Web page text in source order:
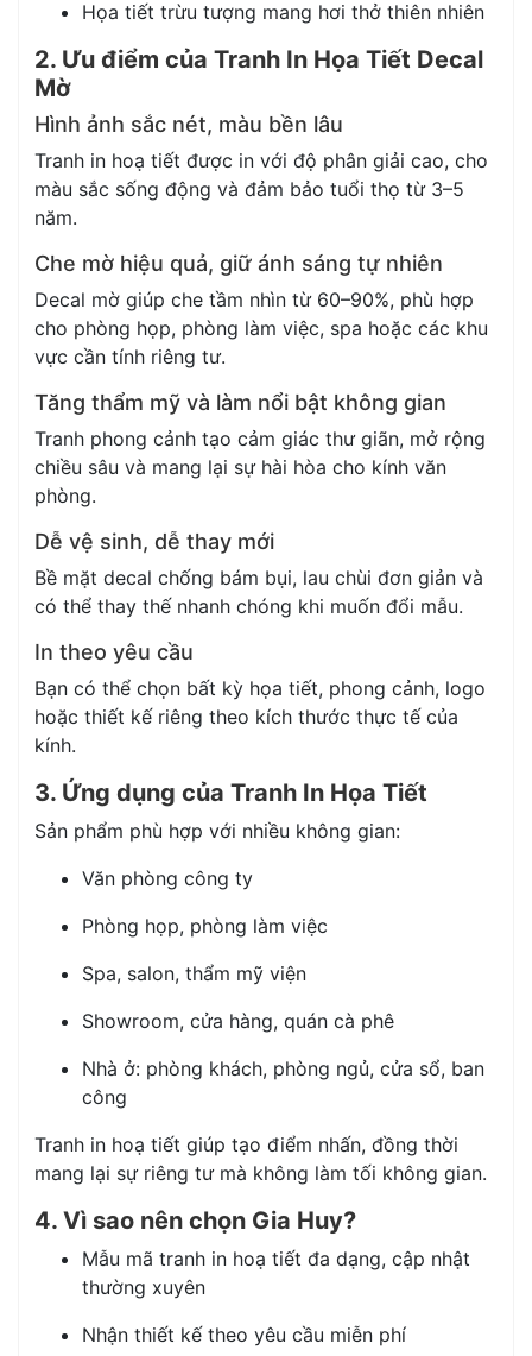
Họa tiết trừu tượng mang hơi thở thiên nhiên
2. Ưu điểm của Tranh In Họa Tiết Decal
Mờ
Hình ảnh sắc nét, màu bền lâu
Tranh in hoạ tiết được in với độ phân giải cao, cho
màu sắc sống động và đảm bảo tuổi thọ từ 3–5
năm.
Che mờ hiệu quả, giữ ánh sáng tự nhiên
Decal mờ giúp che tầm nhìn từ 60–90%, phù hợp
cho phòng họp, phòng làm việc, spa hoặc các khu
vực cần tính riêng tư.
Tăng thẩm mỹ và làm nổi bật không gian
Tranh phong cảnh tạo cảm giác thư giãn, mở rộng
chiều sâu và mang lại sự hài hòa cho kính văn
phòng.
Dễ vệ sinh, dễ thay mới
Bề mặt decal chống bám bụi, lau chùi đơn giản và
có thể thay thế nhanh chóng khi muốn đổi mẫu.
In theo yêu cầu
Bạn có thể chọn bất kỳ họa tiết, phong cảnh, logo
hoặc thiết kế riêng theo kích thước thực tế của
kính.
3. Ứng dụng của Tranh In Họa Tiết
Sản phẩm phù hợp với nhiều không gian:
Văn phòng công ty
Phòng họp, phòng làm việc
Spa, salon, thẩm mỹ viện
Showroom, cửa hàng, quán cà phê
Nhà ở: phòng khách, phòng ngủ, cửa sổ, ban
công
Tranh in hoạ tiết giúp tạo điểm nhấn, đồng thời
mang lại sự riêng tư mà không làm tối không gian.
4. Vì sao nên chọn Gia Huy?
Mẫu mã tranh in hoạ tiết đa dạng, cập nhật
thường xuyên
Nhận thiết kế theo yêu cầu miễn phí